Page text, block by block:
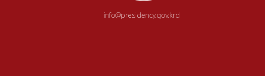
info@presidency.gov.krd